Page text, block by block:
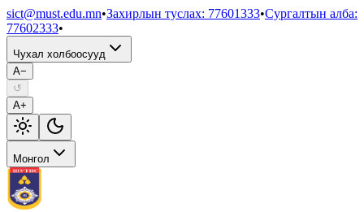
sict@must.edu.mn•Захирлын туслах: 77601333•Сургалтын алба:
77602333•
Чухал холбоосууд
A−
↺
A+
Монгол